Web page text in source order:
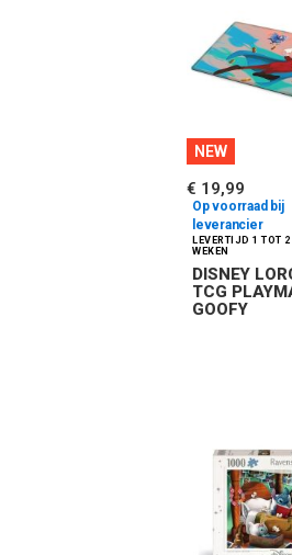
NEW
DISNEY
TCG
GOOFY
€ 19,99
Op voorraad bij
leverancier